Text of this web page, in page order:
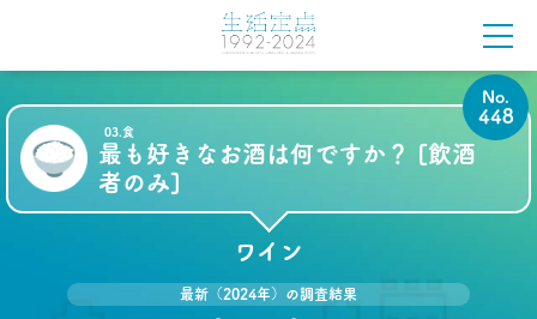
50代女性の「料理好き」が激減
作るのが苦痛になった要因とは
–日経クロストレンド 連載㉙–
2022.07.15
若者は未来に何を願う？
1万人調査から見えた
–日経クロストレンド 連載㉘–
生活総研 上席研究員
03.食
最も好きなお酒は何ですか？ [飲酒
者のみ]
No.
448
ワイン
最新（2024年）の調査結果